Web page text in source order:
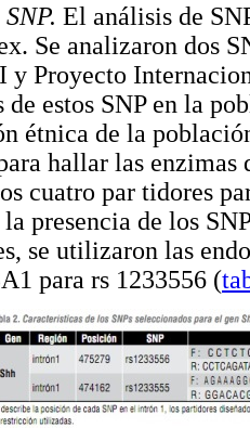
El análisis de
Se analizaron dos
y Proyecto
de estos SNP en la
étnica de la
hallar las enzimas
cuatro par tidores
presencia de los
se utilizaron las
para rs 1233556 (